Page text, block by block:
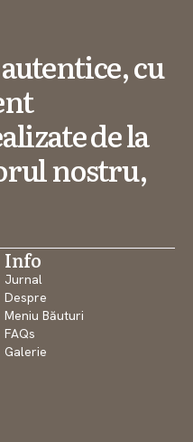
cu
de la
nostru,
Info
Jurnal
Despre
Meniu Băuturi
FAQs
Galerie